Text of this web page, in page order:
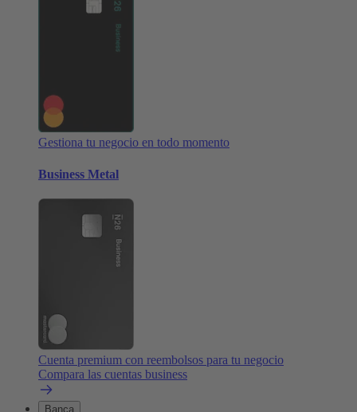
Gestiona tu negocio en todo momento
Business Metal
Cuenta premium con reembolsos para tu negocio
Compara las cuentas business
Banca